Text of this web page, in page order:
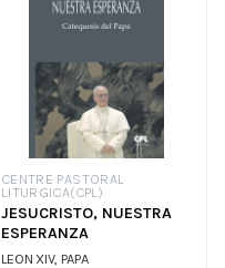
CENTRE PASTORAL
LITURGICA(CPL)
JESUCRISTO, NUESTRA
ESPERANZA
LEON XIV, PAPA